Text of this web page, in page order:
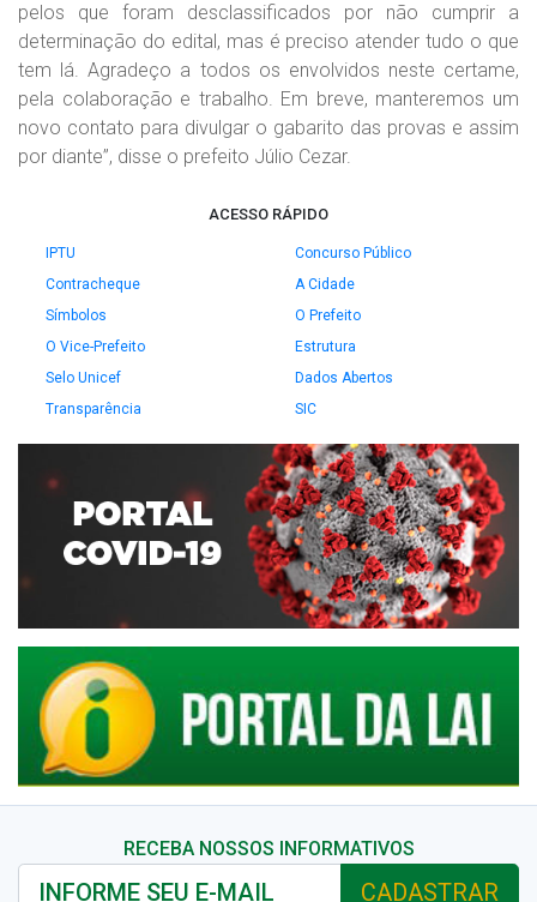
pelos que foram desclassificados por não cumprir a
determinação do edital, mas é preciso atender tudo o que
tem lá. Agradeço a todos os envolvidos neste certame,
pela colaboração e trabalho. Em breve, manteremos um
novo contato para divulgar o gabarito das provas e assim
por diante”, disse o prefeito Júlio Cezar.
ACESSO RÁPIDO
IPTU
Concurso Público
Contracheque
A Cidade
Símbolos
O Prefeito
O Vice-Prefeito
Estrutura
Selo Unicef
Dados Abertos
Transparência
SIC
RECEBA NOSSOS INFORMATIVOS
CADASTRAR